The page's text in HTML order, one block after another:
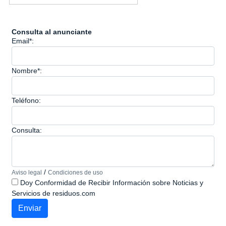
Consulta al anunciante
Email*:
Nombre*:
Teléfono:
Consulta:
Aviso legal / Condiciones de uso
Doy Conformidad de Recibir Información sobre Noticias y
Servicios de residuos.com